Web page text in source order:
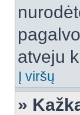
atveju
Į viršų
»